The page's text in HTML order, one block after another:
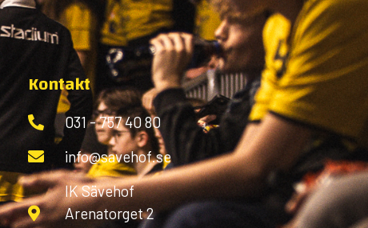
Kontakt
031 - 757 40 80
info@savehof.se
IK Sävehof
Arenatorget 2